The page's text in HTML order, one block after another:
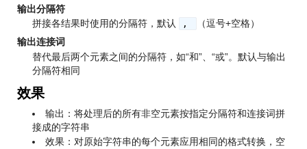
输出分隔符
拼接各结果时使用的分隔符，默认
,
（逗号+空格）
输出连接词
替代最后两个元素之间的分隔符，如“和”、“或”。默认与输出
分隔符相同
效果
输出：将处理后的所有非空元素按指定分隔符和连接词拼
接成的字符串
效果：对原始字符串的每个元素应用相同的格式转换，空